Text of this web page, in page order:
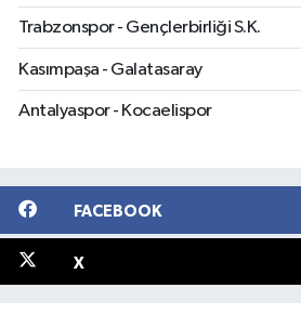
Trabzonspor - Gençlerbirliği S.K.
Kasımpaşa - Galatasaray
Antalyaspor - Kocaelispor
FACEBOOK
X